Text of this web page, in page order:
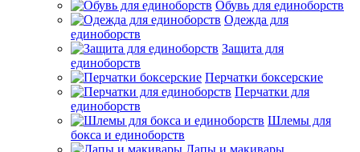
Обувь для единоборств
Одежда для
единоборств
Защита для
единоборств
Перчатки боксерские
Перчатки для
единоборств
Шлемы для
бокса и единоборств
Лапы и макивары